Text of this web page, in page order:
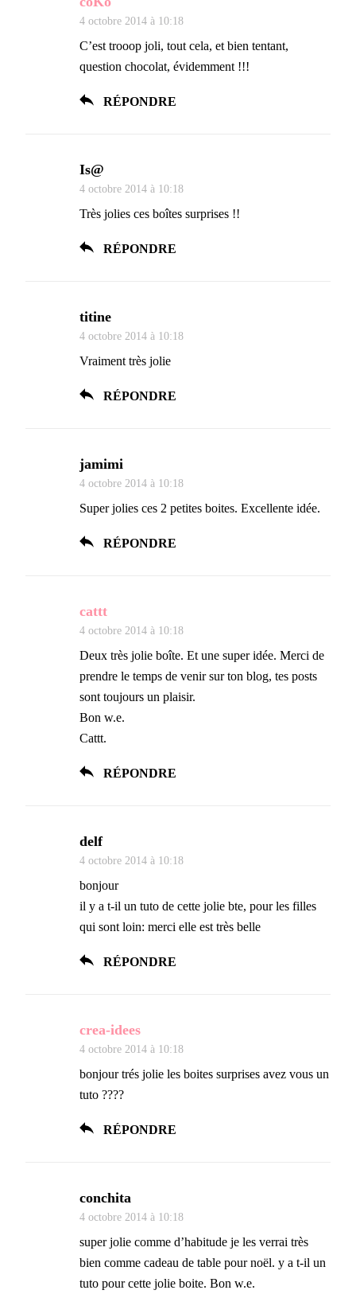
4 octobre 2014 à 10:18
C’est trooop joli, tout cela, et bien tentant,
question chocolat, évidemment !!!
RÉPONDRE
Is@
4 octobre 2014 à 10:18
Très jolies ces boîtes surprises !!
RÉPONDRE
titine
4 octobre 2014 à 10:18
Vraiment très jolie
RÉPONDRE
jamimi
4 octobre 2014 à 10:18
Super jolies ces 2 petites boites. Excellente idée.
RÉPONDRE
cattt
4 octobre 2014 à 10:18
Deux très jolie boîte. Et une super idée. Merci de
prendre le temps de venir sur ton blog, tes posts
sont toujours un plaisir.
Bon w.e.
Cattt.
RÉPONDRE
delf
4 octobre 2014 à 10:18
bonjour
il y a t-il un tuto de cette jolie bte, pour les filles
qui sont loin: merci elle est très belle
RÉPONDRE
crea-idees
4 octobre 2014 à 10:18
bonjour trés jolie les boites surprises avez vous un
tuto ????
RÉPONDRE
conchita
4 octobre 2014 à 10:18
super jolie comme d’habitude je les verrai très
bien comme cadeau de table pour noël. y a t-il un
tuto pour cette jolie boite. Bon w.e.